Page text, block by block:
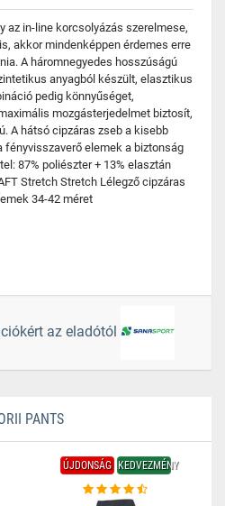
az in-line korcsolyázás szerelmese,
akkor mindenképpen érdemes erre
A háromnegyedes hosszúságú
anyagból készült, elasztikus
pedig könnyűséget,
mozgásterjedelmet biztosít,
A hátsó cipzáras zseb a kisebb
fényvisszaverő elemek a biztonság
87% poliészter + 13% elasztán
Stretch Stretch Lélegző cipzáras
34-42 méret
az eladótól
PANTS
ÚJDONSÁG KEDVEZMÉNY